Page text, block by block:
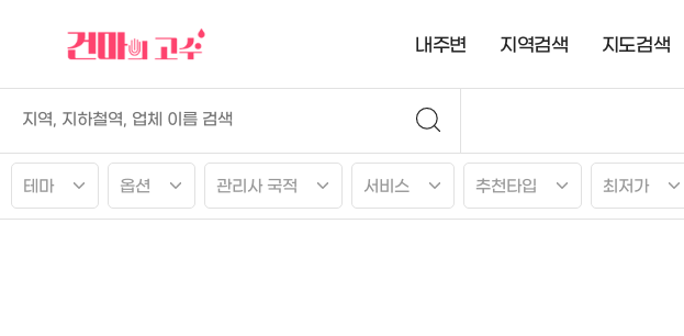
내주변 지역검색 지도검색
테마 옵션 관리사 국적 서비스 추천타입 최저가